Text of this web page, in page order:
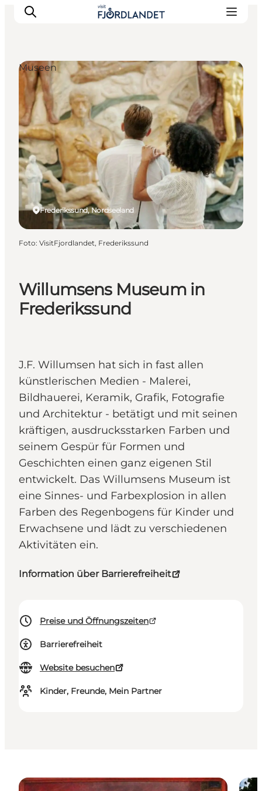
Städte & Orte
Veranstaltungen
Reiseführer & Inspiration
Unterkünfte
Erlebnisse
Willumsens Museum in
Frederikssund
J.F. Willumsen hat sich in fast allen
künstlerischen Medien - Malerei,
Bildhauerei, Keramik, Grafik, Fotografie
und Architektur - betätigt und mit seinen
kräftigen, ausdrucksstarken Farben und
seinem Gespür für Formen und
Geschichten einen ganz eigenen Stil
entwickelt. Das Willumsens Museum ist
eine Sinnes- und Farbexplosion in allen
Farben des Regenbogens für Kinder und
Erwachsene und lädt zu verschiedenen
Aktivitäten ein.
Information über Barrierefreiheit
Preise und Öffnungszeiten
Barrierefreiheit
Website besuchen
Kinder, Freunde, Mein Partner
Frederikssund, Nordseeland
Museen
Foto: VisitFjordlandet, Frederikssund